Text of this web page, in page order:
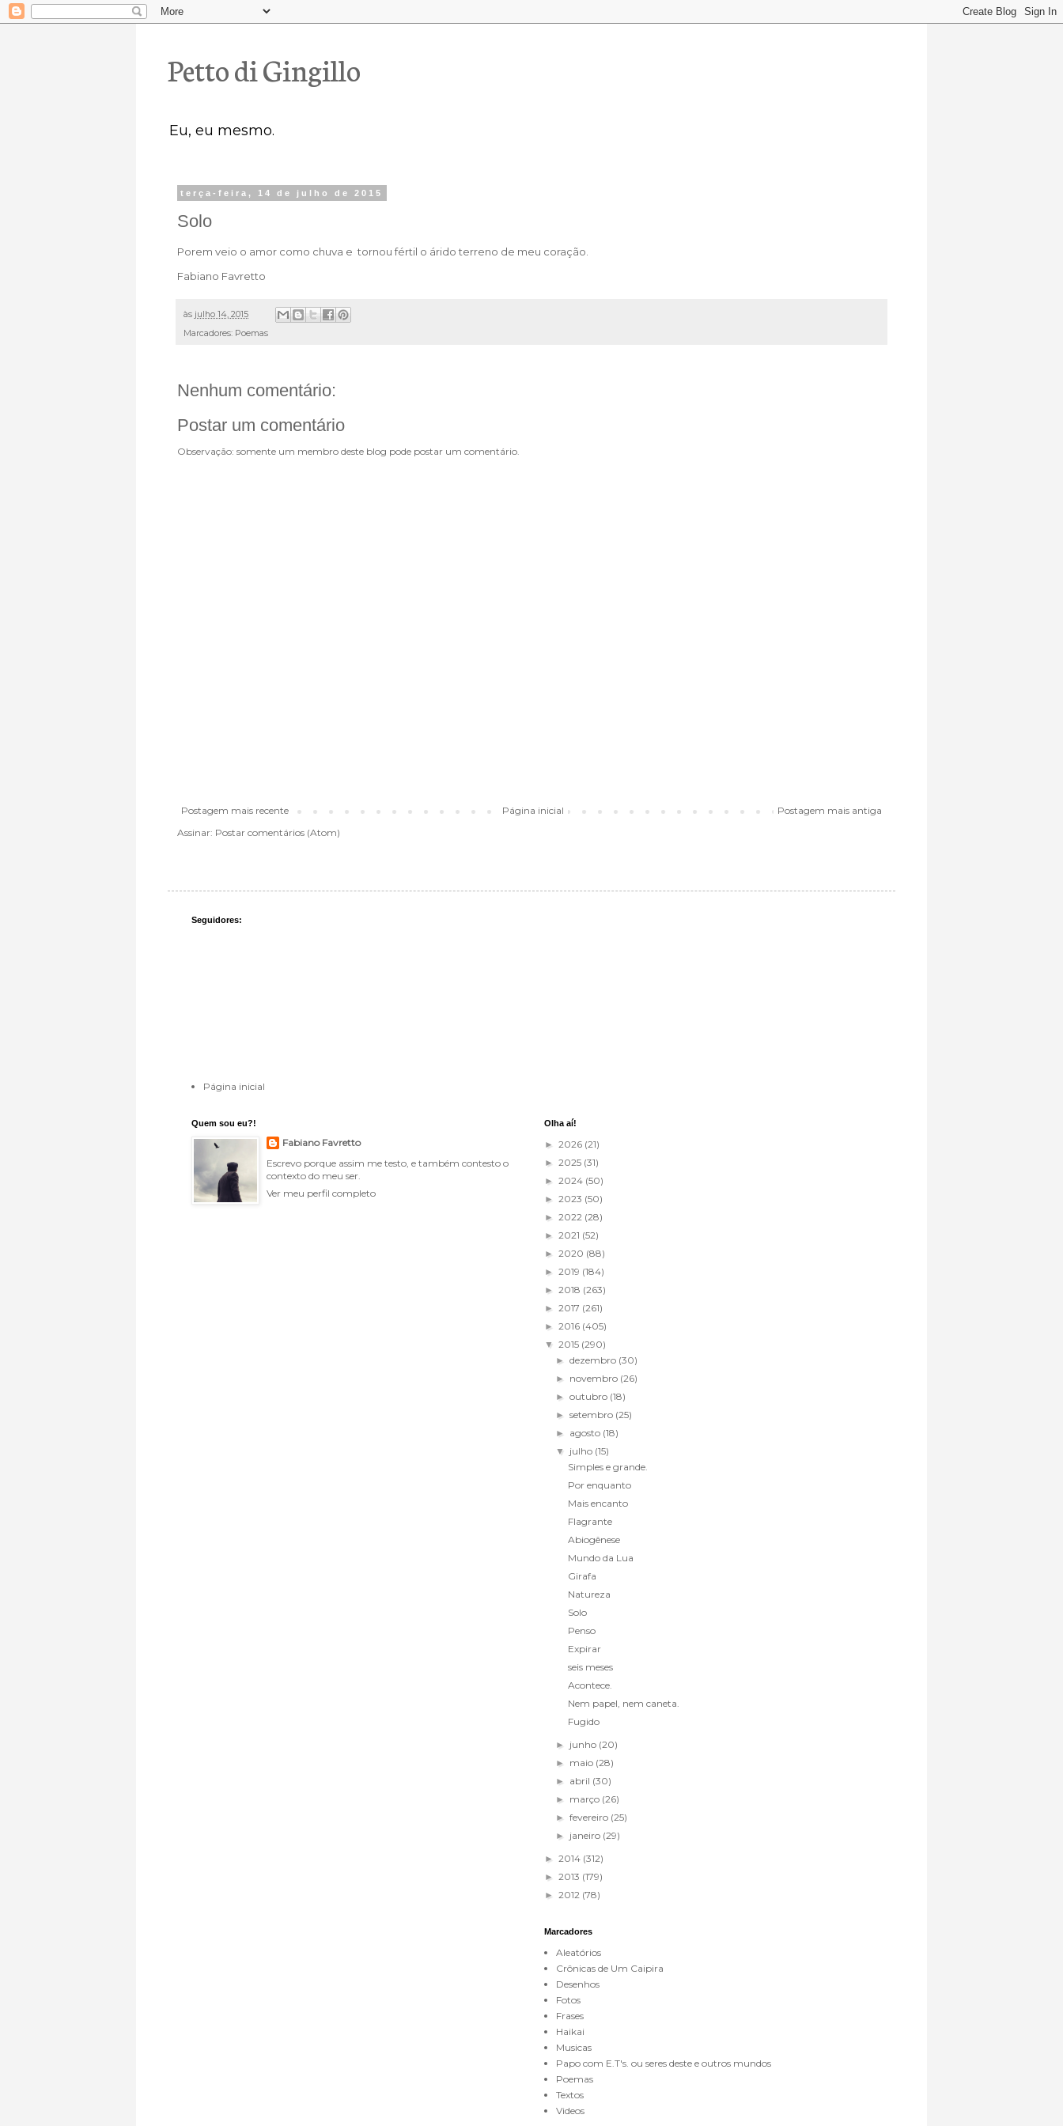
Petto di Gingillo
Eu, eu mesmo.
terça-feira, 14 de julho de 2015
Solo
Porem veio o amor como chuva e tornou fértil o árido terreno de meu coração.
Fabiano Favretto
às julho 14, 2015
Marcadores: Poemas
Nenhum comentário:
Postar um comentário
Observação: somente um membro deste blog pode postar um comentário.
Postagem mais recente Postagem mais antiga
Página inicial
Assinar: Postar comentários (Atom)
Seguidores:
Página inicial
Quem sou eu?!
Fabiano Favretto
Escrevo porque assim me testo, e também contesto o
contexto do meu ser.
Ver meu perfil completo
Olha aí!
► 2026 (21)
► 2025 (31)
► 2024 (50)
► 2023 (50)
► 2022 (28)
► 2021 (52)
► 2020 (88)
► 2019 (184)
► 2018 (263)
► 2017 (261)
► 2016 (405)
▼ 2015 (290)
►dezembro (30)
► novembro (26)
►outubro (18)
►setembro (25)
► agosto (18)
▼ julho (15)
Simples e grande.
Por enquanto
Mais encanto
Flagrante
Abiogênese
Mundo da Lua
Girafa
Natureza
Solo
Penso
Expirar
seis meses
Acontece.
Nem papel, nem caneta.
Fugido
► junho (20)
► maio (28)
► abril (30)
► março (26)
►fevereiro (25)
► janeiro (29)
► 2014 (312)
► 2013 (179)
► 2012 (78)
Marcadores
Aleatórios
Crônicas de Um Caipira
Desenhos
Fotos
Frases
Haikai
Musicas
Papo com E.T's. ou seres deste e outros mundos
Poemas
Textos
Videos